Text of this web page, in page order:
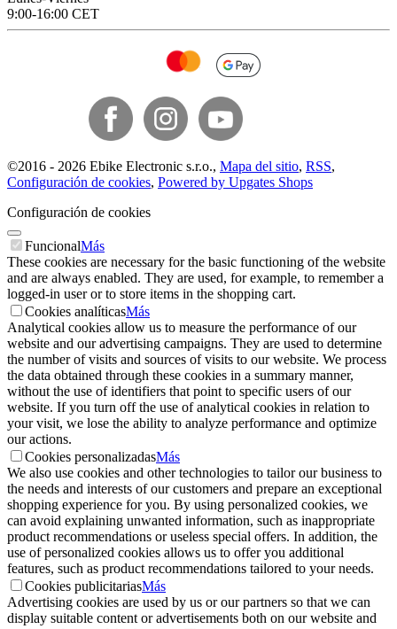
9:00-16:00 CET
©2016 - 2026 Ebike Electronic s.r.o., Mapa del sitio, RSS,
Configuración de cookies, Powered by Upgates Shops
Configuración de cookies
FuncionalMás
These cookies are necessary for the basic functioning of the website
and are always enabled. They are used, for example, to remember a
logged-in user or to store items in the shopping cart.
Cookies analíticasMás
Analytical cookies allow us to measure the performance of our
website and our advertising campaigns. They are used to determine
the number of visits and sources of visits to our website. We process
the data obtained through these cookies in a summary manner,
without the use of identifiers that point to specific users of our
website. If you turn off the use of analytical cookies in relation to
your visit, we lose the ability to analyze performance and optimize
our actions.
Cookies personalizadasMás
We also use cookies and other technologies to tailor our business to
the needs and interests of our customers and prepare an exceptional
shopping experience for you. By using personalized cookies, we
can avoid explaining unwanted information, such as inappropriate
product recommendations or useless special offers. In addition, the
use of personalized cookies allows us to offer you additional
features, such as product recommendations tailored to your needs.
Cookies publicitariasMás
Advertising cookies are used by us or our partners so that we can
display suitable content or advertisements both on our website and